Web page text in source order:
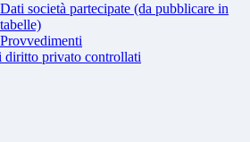
Dati società partecipate (da pubblicare in
tabelle)
Provvedimenti
diritto privato controllati